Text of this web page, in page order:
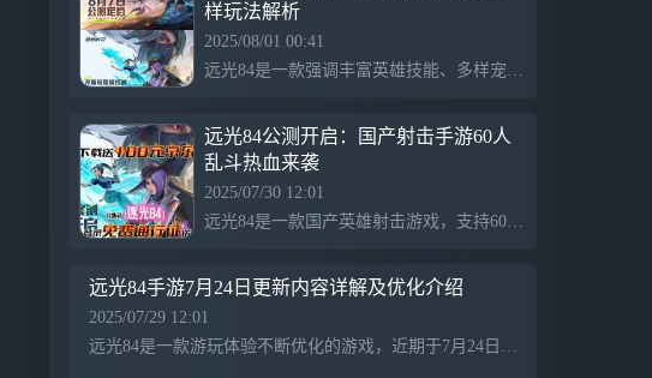
样玩法解析
2025/08/01 00:41
远光84是一款强调丰富英雄技能、多样宠物系统和真实射击体验的多人战斗游戏，融合60人大逃杀、自由混战和组队竞技，载具策略性强，玩法多样，操作流畅，适合喜欢射击和策略对战的玩家。
远光84公测开启：国产射击手游60人
乱斗热血来袭
2025/07/30 12:01
远光84是一款国产英雄射击游戏，支持60人乱斗、无限复活和多样战术，提供公平竞技体验。游戏福利丰富，包括预约奖励、免费通行证和英雄“诺拉”。特色玩法包括都市高楼刚枪、宠物战术搭配和真实打击感，结合暴力美学，带来激烈紧张的战斗体验，PC和移动端同步上线。
远光84手游7月24日更新内容详解及优化介绍
2025/07/29 12:01
远光84是一款游玩体验不断优化的游戏，近期于7月24日进行了服务器停机更新，主要提升了移动端性能，新增第一人称手部模型显示、震动效果和交互装置操作时间调整，并对角色平衡性进行了多项调整，包括桃桃、幻影和魁斗的技能和伤害效果，以增强游戏趣味性和平衡性。